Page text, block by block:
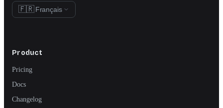
🇫🇷 Français
Product
Pricing
Docs
Changelog